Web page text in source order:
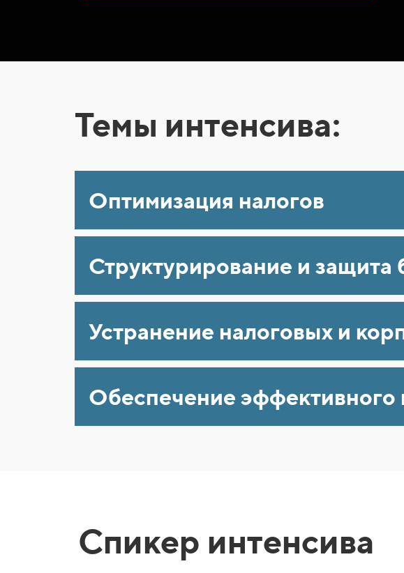
Темы интенсива:
Оптимизация налогов
Структурирование и защита
Устранение налоговых и
Обеспечение эффективного
Спикер интенсива